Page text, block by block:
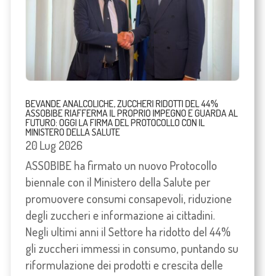
BEVANDE ANALCOLICHE, ZUCCHERI RIDOTTI DEL 44%
ASSOBIBE RIAFFERMA IL PROPRIO IMPEGNO E GUARDA AL
FUTURO: OGGI LA FIRMA DEL PROTOCOLLO CON IL
MINISTERO DELLA SALUTE
20 Lug 2026
ASSOBIBE ha firmato un nuovo Protocollo
biennale con il Ministero della Salute per
promuovere consumi consapevoli, riduzione
degli zuccheri e informazione ai cittadini.
Negli ultimi anni il Settore ha ridotto del 44%
gli zuccheri immessi in consumo, puntando su
riformulazione dei prodotti e crescita delle